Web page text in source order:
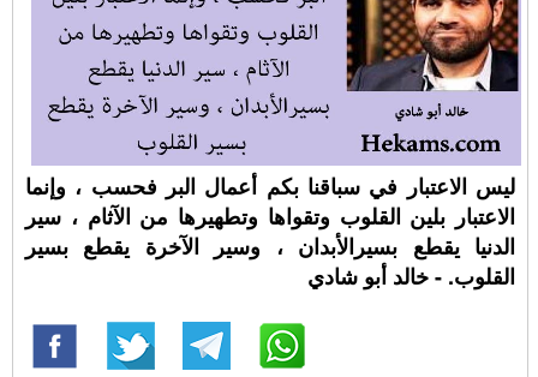
ليس الاعتبار في سباقنا بكم أعمال البر فحسب ، وإنما
الاعتبار بلين القلوب وتقواها وتطهيرها من الآثام ، سير
الدنيا يقطع بسيرالأبدان ، وسير الآخرة يقطع بسير
القلوب. - خالد أبو شادي